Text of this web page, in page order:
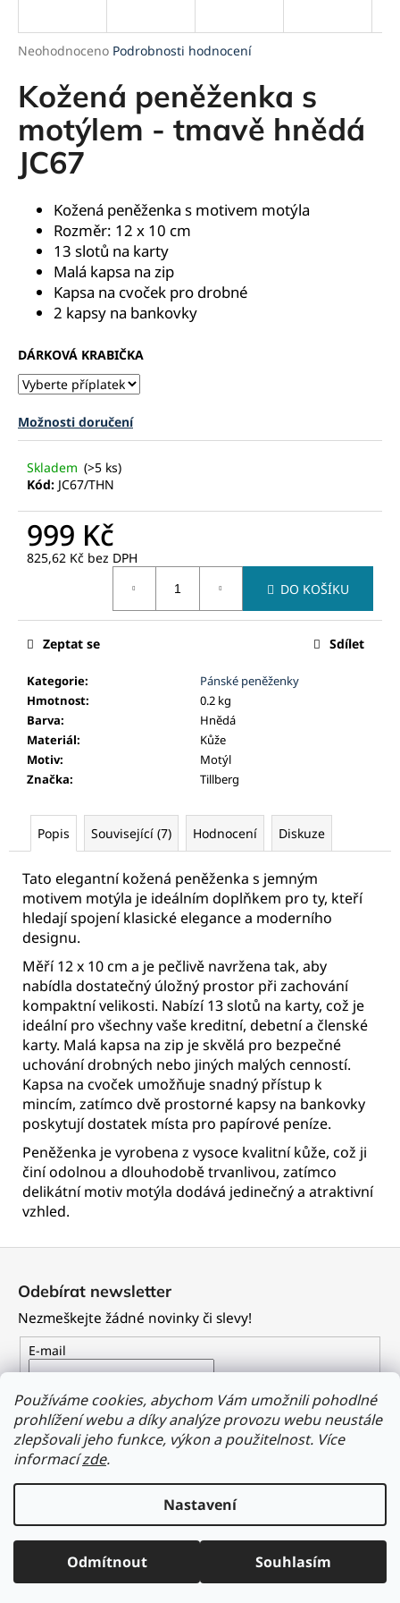
Používáme cookies, abychom Vám umožnili pohodlné
prohlížení webu a díky analýze provozu webu neustále
zlepšovali jeho funkce, výkon a použitelnost. Více
informacízde.
Nastavení
Odmítnout Souhlasím
Průměrné
produktu
je
5
hvězdiček.
Neohodnoceno Podrobnosti hodnocení
Kožená peněženka s
motýlem - tmavě hnědá
JC67
Kožená peněženka s motivem motýla
Rozměr: 12 x 10 cm
13 slotů na karty
Malá kapsa na zip
Kapsa na cvoček pro drobné
2 kapsy na bankovky
DÁRKOVÁ KRABIČKA
Možnosti doručení
Skladem (>5 ks)
Kód: JC67/THN
999 Kč
825,62 Kč bez DPH
DO KOŠÍKU
Kategorie:
Pánské peněženky
Hmotnost:
0.2 kg
Barva:
Hnědá
Materiál:
Kůže
Motiv:
Motýl
Značka: Tillberg
Zeptat se Sdílet
Popis Související (7) Hodnocení Diskuze
Tato elegantní kožená peněženka s jemným
motivem motýla je ideálním doplňkem pro ty, kteří
hledají spojení klasické elegance a moderního
designu.
Měří 12 x 10 cm a je pečlivě navržena tak, aby
nabídla dostatečný úložný prostor při zachování
kompaktní velikosti. Nabízí 13 slotů na karty, což je
ideální pro všechny vaše kreditní, debetní a členské
karty. Malá kapsa na zip je skvělá pro bezpečné
uchování drobných nebo jiných malých cenností.
Kapsa na cvoček umožňuje snadný přístup k
mincím, zatímco dvě prostorné kapsy na bankovky
poskytují dostatek místa pro papírové peníze.
Peněženka je vyrobena z vysoce kvalitní kůže, což ji
činí odolnou a dlouhodobě trvanlivou, zatímco
delikátní motiv motýla dodává jedinečný a atraktivní
vzhled.
j
t
?
HLEDAT
o
r
u
u
j
e
m
í
Odebírat newsletter
Nezmeškejte žádné novinky či slevy!
E-mail
Vložením e-mailu souhlasíte s podmínkami ochrany
osobních údajů
PŘIHLÁSIT SE
Copyright 2026Dailyclothing.cz . Všechna práva vyhrazena.